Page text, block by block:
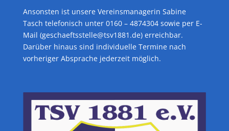
Ansonsten ist unsere Vereinsmanagerin Sabine
Tasch telefonisch unter 0160 – 4874304 sowie per E-
Mail (geschaeftsstelle@tsv1881.de) erreichbar.
Darüber hinaus sind individuelle Termine nach
vorheriger Absprache jederzeit möglich.